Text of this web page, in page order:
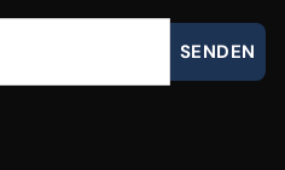
SENDEN